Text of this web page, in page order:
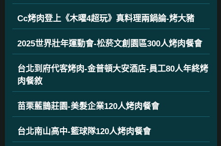
Cc烤肉登上《木曜4超玩》真料理兩鍋論-烤大豬
2025世界壯年運動會-松菸文創園區300人烤肉餐會
台北到府代客烤肉-金普頓大安酒店-員工80人年終烤
肉餐敘
苗栗藍鵲莊園-美髮企業120人烤肉餐會
台北南山高中-籃球隊120人烤肉餐會